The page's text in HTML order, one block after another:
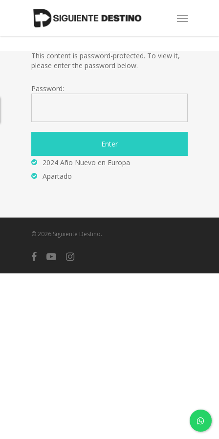
Menu
This content is password-protected. To view it,
please enter the password below.
Password:
2024 Año Nuevo en Europa
Apartado
© 2026 Siguiente Destino.
facebookyoutubeinstagram